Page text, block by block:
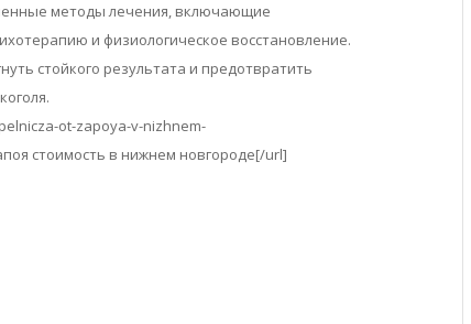
методы лечения, включающие
и физиологическое восстановление.
стойкого результата и предотвратить
ot-zapoya-v-nizhnem-
стоимость в нижнем новгороде[/url]